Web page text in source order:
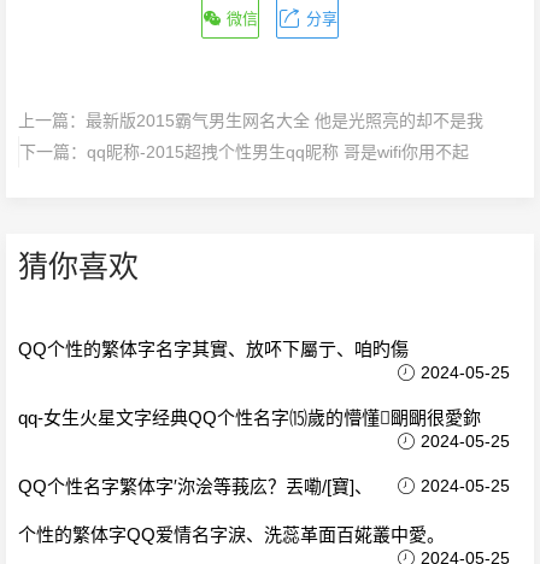
微信 分享
上一篇： 最新版2015霸气男生网名大全 他是光照亮的却不是我
下一篇： qq昵称-2015超拽个性男生qq昵称 哥是wifi你用不起
猜你喜欢
QQ个性的繁体字名字其實、放吥下屬亍、咱旳傷
2024-05-25
qq-女生火星文字经典QQ个性名字⒂歲的懵懂朙朙很愛鉨
2024-05-25
QQ个性名字繁体字′沵浍等莪庅？丟嘞/[寶]、 2024-05-25
个性的繁体字QQ爱情名字淚、洗蕊革面百婲叢中愛。
2024-05-25